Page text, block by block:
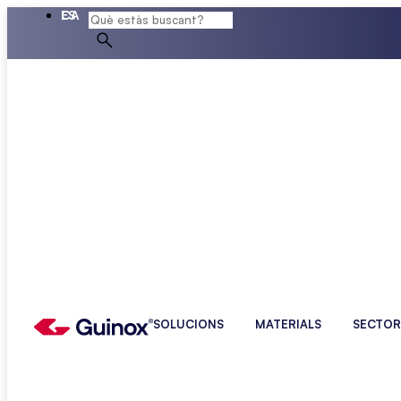
ES
CA
SOLUCIONS MATERIALS